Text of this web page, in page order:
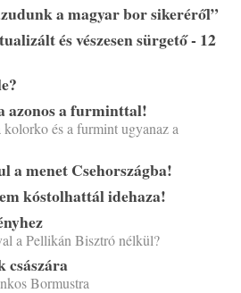
a magyar bor sikeréről”
és vészesen sürgető - 12
azonos a furminttal!
kolorko és a furmint ugyanaz a
a menet Csehországba!
kóstolhattál idehaza!
a Pellikán Bisztró nélkül?
császára
Bormustra